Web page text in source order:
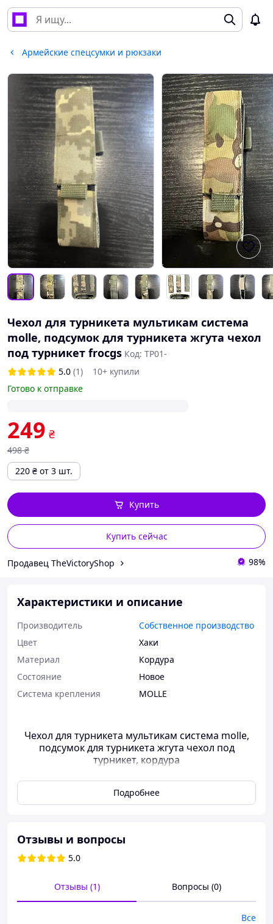
Армейские спецсумки и рюкзаки
Чехол для турникета мультикам система
molle, подсумок для турникета жгута чехол
под турникет frocgs Код: ТР01-
5.0 (1)
10+ купили
Готово к отправке
249 ₴
498 ₴
220 ₴ от 3 шт.
Купить сейчас
Купить
Продавец TheVictoryShop 98%
Характеристики и описание
Производитель
Собственное производство
Цвет
Хаки
Материал
Кордура
Состояние
Новое
Система крепления
MOLLE
Чехол для турникета мультикам система molle,
подсумок для турникета жгута чехол под
турникет, кордура
Подробнее
Отзывы и вопросы
5.0
Отзывы (1) Вопросы (0)
Все